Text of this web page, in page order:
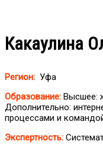
Какаулина
Регион: Уфа
Образование: Высшее:
Дополнительно:
процессами и
Экспертность: